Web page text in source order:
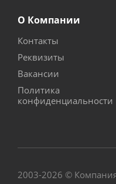
О Компании
Контакты
Реквизиты
Вакансии
Политика
конфиденциальности
2003-2026 ©